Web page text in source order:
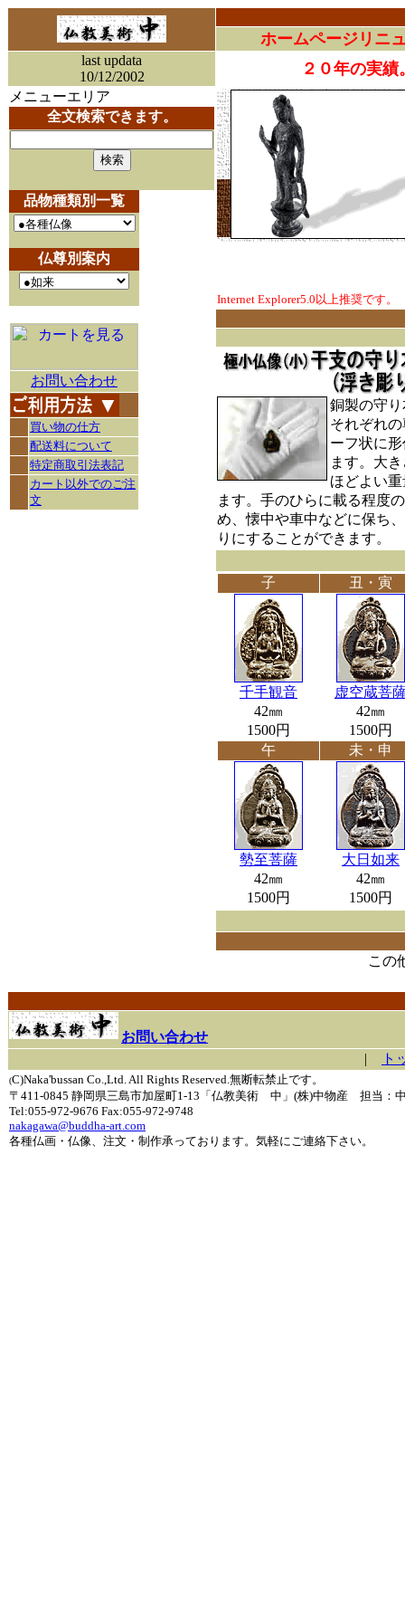
ホームページリニ
last updata
10/12/2002
２０年の実
メニューエリア
全文検索できます。
品物種類別一覧
仏尊別案内
お問い合わせ
買い物の仕方
配送料について
特定商取引法表記
カート以外でのご注
文
Internet Explorer5.0以上推奨です。
銅製の守
それぞれ
ーフ状に
ます。大
ほどよい
ます。手のひらに載る程度
め、懐中や車中などに保ち
りにすることができます。
子 丑・寅
千手観音
42㎜
1500円
虚空蔵菩
42㎜
1500円
午
未・申
勢至菩薩
42㎜
1500円
大日如来
42㎜
1500円
この
お問い合わせ
|
ト
(C)Naka'bussan Co.,Ltd. All Rights Reserved.無断転禁止です。
〒411-0845 静岡県三島市加屋町1-13「仏教美術 中」(株)中物産 担当：
Tel:055-972-9676 Fax:055-972-9748
nakagawa@buddha-art.com
各種仏画・仏像、注文・制作承っております。気軽にご連絡下さい。